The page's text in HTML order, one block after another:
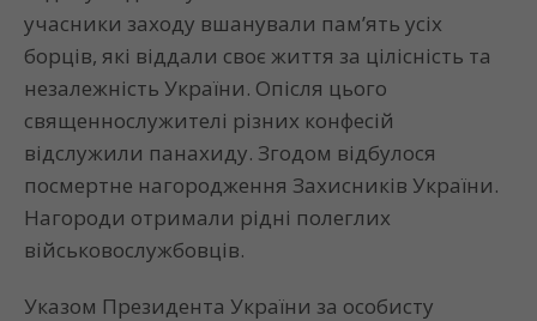
учасники заходу вшанували пам’ять усіх
борців, які віддали своє життя за цілісність та
незалежність України. Опісля цього
священнослужителі різних конфесій
відслужили панахиду. Згодом відбулося
посмертне нагородження Захисників України.
Нагороди отримали рідні полеглих
військовослужбовців.
Указом Президента України за особисту